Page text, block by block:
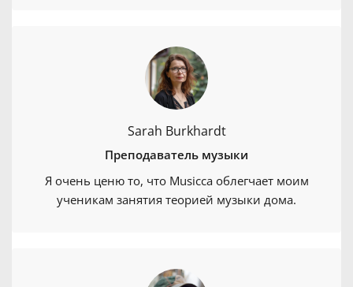
Sarah Burkhardt
Преподаватель музыки
Я очень ценю то, что Musicca облегчает моим
ученикам занятия теорией музыки дома.